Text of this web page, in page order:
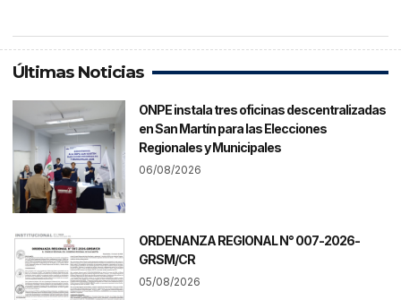
Últimas Noticias
ONPE instala tres oficinas descentralizadas
en San Martín para las Elecciones
Regionales y Municipales
06/08/2026
ORDENANZA REGIONAL N° 007-2026-
GRSM/CR
05/08/2026